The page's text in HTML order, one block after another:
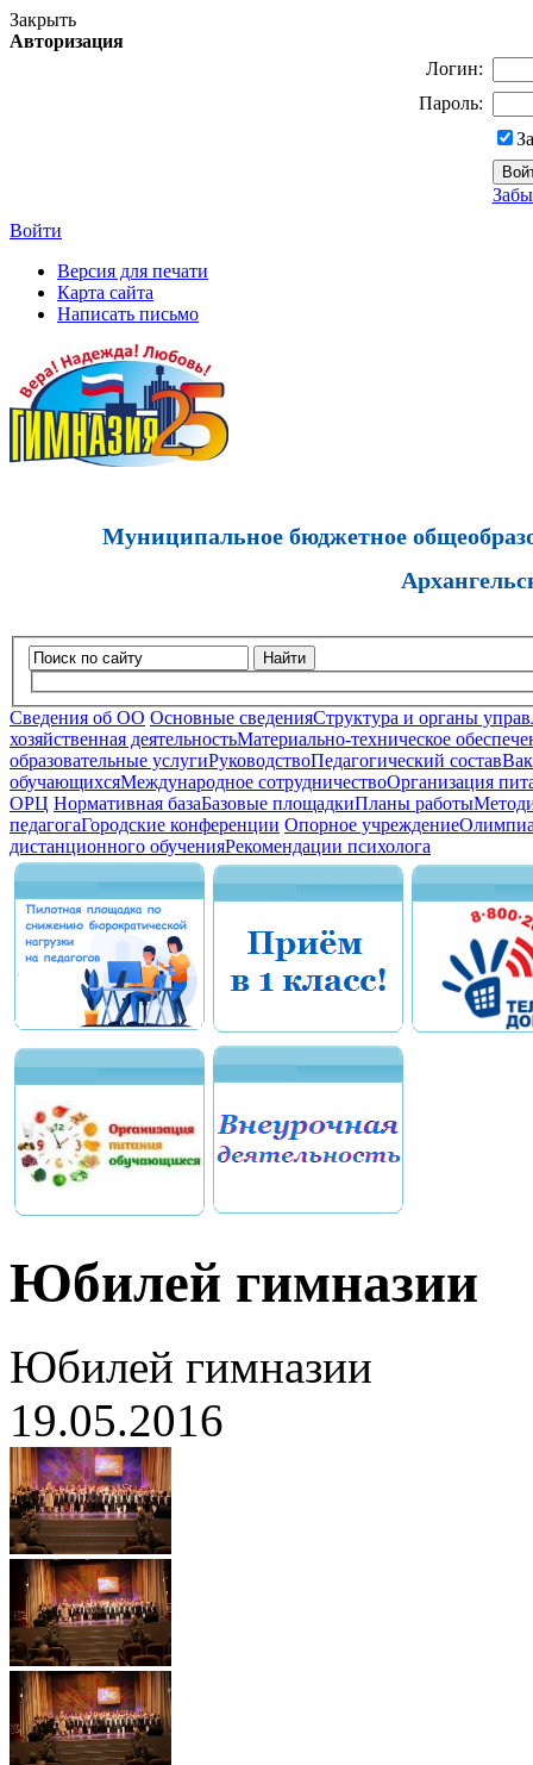
Закрыть
Авторизация
Логин:
Пароль:
Войти
Версия для печати
Карта сайта
Написать письмо
Муниципальное бюджетное
Найти
Сведения об ОО Основные сведенияСтруктура и органы
хозяйственная деятельностьМатериально-техническое
образовательные услугиРуководствоПедагогический состав
обучающихсяМеждународное сотрудничествоОрганизация
ОРЦ Нормативная базаБазовые площадкиПланы работы
педагогаГородские конференции Опорное учреждение
дистанционного обученияРекомендации психолога
Юбилей гимназии
Юбилей гимназии
19.05.2016